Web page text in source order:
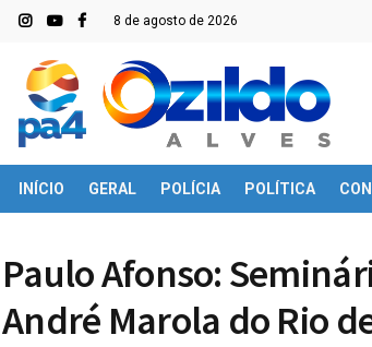
8 de agosto de 2026
INÍCIO GERAL POLÍCIA POLÍTICA
Paulo Afonso:
André Marola do Rio